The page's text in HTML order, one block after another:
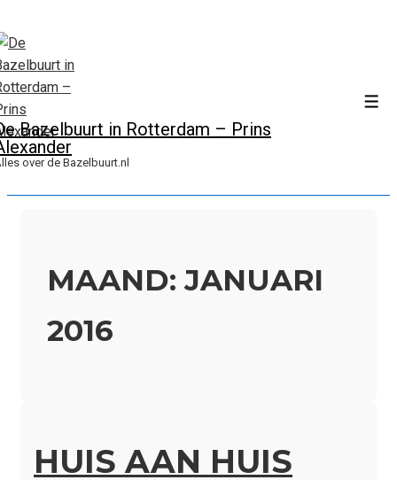
Doorgaan
naar
hoofdinhoud
Bazelbuurt in Rotterdam – Prins
over de Bazelbuurt.nl
MAAND:JANUARI
2016
HUIS AAN HUIS